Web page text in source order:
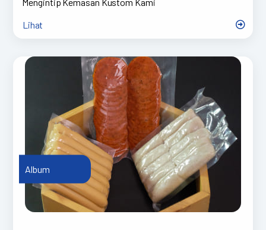
Lihat
Album